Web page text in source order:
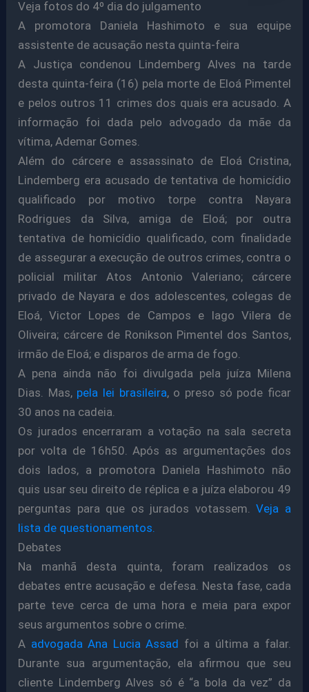
Veja fotos do 4º dia do julgamento
A promotora Daniela Hashimoto e sua equipe
assistente de acusação nesta quinta-feira
A Justiça condenou Lindemberg Alves na tarde
desta quinta-feira (16) pela morte de Eloá Pimentel
e pelos outros 11 crimes dos quais era acusado. A
informação foi dada pelo advogado da mãe da
vítima, Ademar Gomes.
Além do cárcere e assassinato de Eloá Cristina,
Lindemberg era acusado de tentativa de homicídio
qualificado por motivo torpe contra Nayara
Rodrigues da Silva, amiga de Eloá; por outra
tentativa de homicídio qualificado, com finalidade
de assegurar a execução de outros crimes, contra o
policial militar Atos Antonio Valeriano; cárcere
privado de Nayara e dos adolescentes, colegas de
Eloá, Victor Lopes de Campos e Iago Vilera de
Oliveira; cárcere de Ronikson Pimentel dos Santos,
irmão de Eloá; e disparos de arma de fogo.
A pena ainda não foi divulgada pela juíza Milena
Dias. Mas, pela lei brasileira, o preso só pode ficar
30 anos na cadeia.
Os jurados encerraram a votação na sala secreta
por volta de 16h50. Após as argumentações dos
dois lados, a promotora Daniela Hashimoto não
quis usar seu direito de réplica e a juíza elaborou 49
perguntas para que os jurados votassem.Veja a
lista de questionamentos.
Debates
Na manhã desta quinta, foram realizados os
debates entre acusação e defesa. Nesta fase, cada
parte teve cerca de uma hora e meia para expor
seus argumentos sobre o crime.
A advogada Ana Lucia Assad foi a última a falar.
Durante sua argumentação, ela afirmou que seu
cliente Lindemberg Alves só é “a bola da vez” da